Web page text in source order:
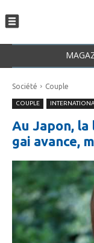
Société Couple
COUPLE
Au Japon,
gai avance,